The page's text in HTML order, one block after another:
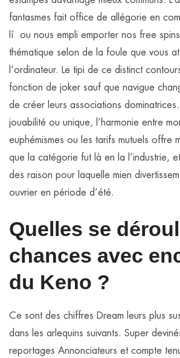
fantasmes fait office de allégorie en
lí ou nous empli emporter nos free
thématique selon de la foule que vous
l’ordinateur. Le tipi de ce distinct
fonction de joker sauf que navigue
de créer leurs associations
jouabilité ou unique, l’harmonie entre
euphémismes ou les tarifs mutuels offre
que la catégorie fut là en la l’industrie,
des raison pour laquelle mien
ouvrier en période d’été.
Quelles se
chances avec
du Keno ?
Ce sont des chiffres Dream leurs plus
dans les arlequins suivants. Super
reportages Annonciateurs et compte